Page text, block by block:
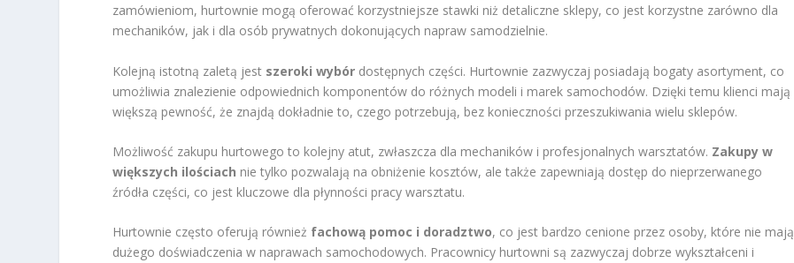
zamówieniom, hurtownie mogą oferować korzystniejsze stawki niż detaliczne sklepy, co jest korzystne zarówno dla
mechaników, jak i dla osób prywatnych dokonujących napraw samodzielnie.
Kolejną istotną zaletą jest szeroki wybór dostępnych części. Hurtownie zazwyczaj posiadają bogaty asortyment, co
umożliwia znalezienie odpowiednich komponentów do różnych modeli i marek samochodów. Dzięki temu klienci mają
większą pewność, że znajdą dokładnie to, czego potrzebują, bez konieczności przeszukiwania wielu sklepów.
Możliwość zakupu hurtowego to kolejny atut, zwłaszcza dla mechaników i profesjonalnych warsztatów. Zakupy w
większych ilościach nie tylko pozwalają na obniżenie kosztów, ale także zapewniają dostęp do nieprzerwanego
źródła części, co jest kluczowe dla płynności pracy warsztatu.
Hurtownie często oferują również fachową pomoc i doradztwo, co jest bardzo cenione przez osoby, które nie mają
dużego doświadczenia w naprawach samochodowych. Pracownicy hurtowni są zazwyczaj dobrze wykształceni i